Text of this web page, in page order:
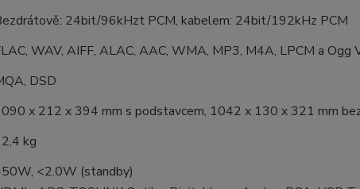
24bit/96kHzt PCM, kabelem: 24bit/192kHz PCM
WAV, AIFF, ALAC, AAC, WMA, MP3, M4A, LPCM a Ogg
DSD
x 212 x 394 mm s podstavcem, 1042 x 130 x 321 mm
kg
<2.0W (standby)